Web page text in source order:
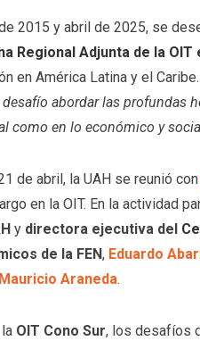
2015 y abril de 2025, se
Regional Adjunta de la OIT
en América Latina y el Caribe.
abordar las profundas
como en lo económico y
de abril, la UAH se reunió con
en la OIT. En la actividad
y directora ejecutiva del
de la FEN, Eduardo
Mauricio Araneda.
OIT Cono Sur, los desafíos